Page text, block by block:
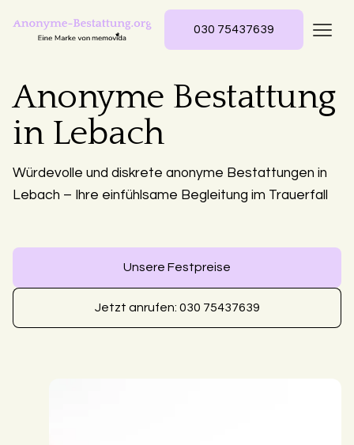
030 75437639
Anonyme Bestattung
in Lebach
Würdevolle und diskrete anonyme Bestattungen in
Lebach – Ihre einfühlsame Begleitung im Trauerfall
Unsere Festpreise
Jetzt anrufen: 030 75437639